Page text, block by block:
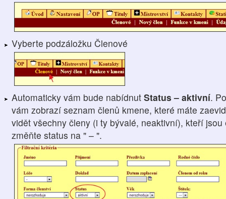
Vyberte podzáložku Členové
Automaticky vám bude nabídnut Status – aktivní.
vám zobrazí seznam členů kmene, které máte
vidět všechny členy (i ty bývalé, neaktivní), kteří
změňte status na " – ".